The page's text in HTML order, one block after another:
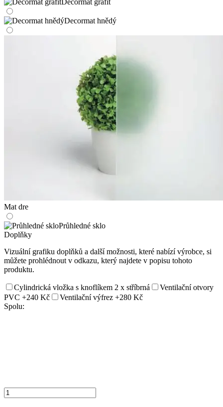
Decormat hnědý
Mat dre
Průhledné sklo
Doplňky
Vizuální grafiku doplňků a další možnosti, které nabízí výrobce, si
můžete prohlédnout v odkazu, který najdete v popisu tohoto
produktu.
Cylindrická vložka s knoflíkem 2 x stříbrná
Ventilační otvory
PVC +240 Kč Ventilační výfrez +280 Kč
Spolu: